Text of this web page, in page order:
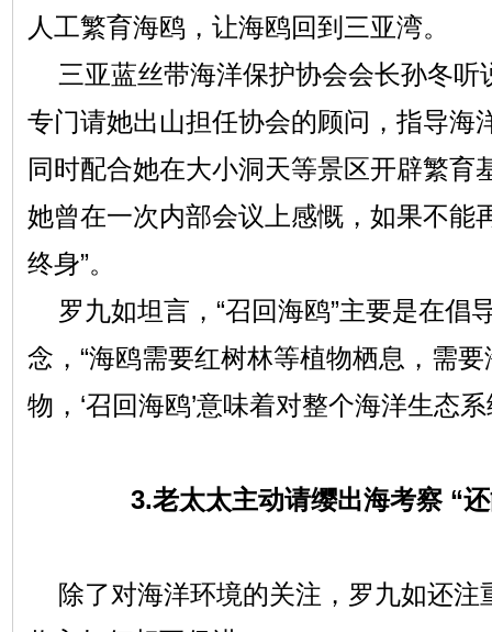
人工繁育海鸥，让海鸥回到三亚湾。
三亚蓝丝带海洋保护协会会长孙冬听
专门请她出山担任协会的顾问，指导海
同时配合她在大小洞天等景区开辟繁育
她曾在一次内部会议上感慨，如果不能
终身”。
罗九如坦言，“召回海鸥”主要是在倡
念，“海鸥需要红树林等植物栖息，需
物，‘召回海鸥’意味着对整个海洋生态
3.老太太主动请缨出海考察 “
除了对海洋环境的关注，罗九如还注